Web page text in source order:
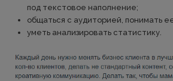
под текстовое наполнение;
общаться с аудиторией, понимать
уметь анализировать статистику.